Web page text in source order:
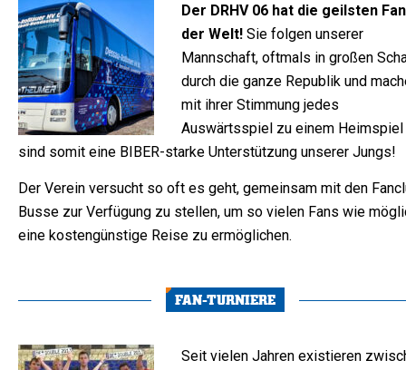
Der DRHV 06 hat die geilsten
der Welt! Sie folgen unserer
Mannschaft, oftmals in großen
durch die ganze Republik und
mit ihrer Stimmung jedes
Auswärtsspiel zu einem Heimspiel
sind somit eine BIBER-starke Unterstützung unserer Jungs!
Der Verein versucht so oft es geht, gemeinsam mit den
Busse zur Verfügung zu stellen, um so vielen Fans wie
eine kostengünstige Reise zu ermöglichen.
FAN-TURNIERE
Seit vielen Jahren existieren